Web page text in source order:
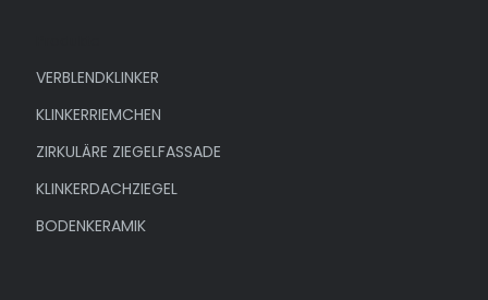
VERBLENDKLINKER
KLINKERRIEMCHEN
ZIRKULÄRE ZIEGELFASSADE
KLINKERDACHZIEGEL
BODENKERAMIK